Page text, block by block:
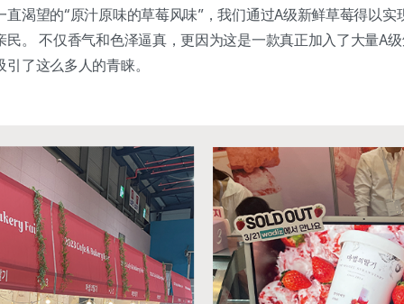
直渴望的“原汁原味的草莓风味”，我们通过A级新鲜草莓得以实
民。 不仅香气和色泽逼真，更因为这是一款真正加入了大量A
了这么多人的青睐。